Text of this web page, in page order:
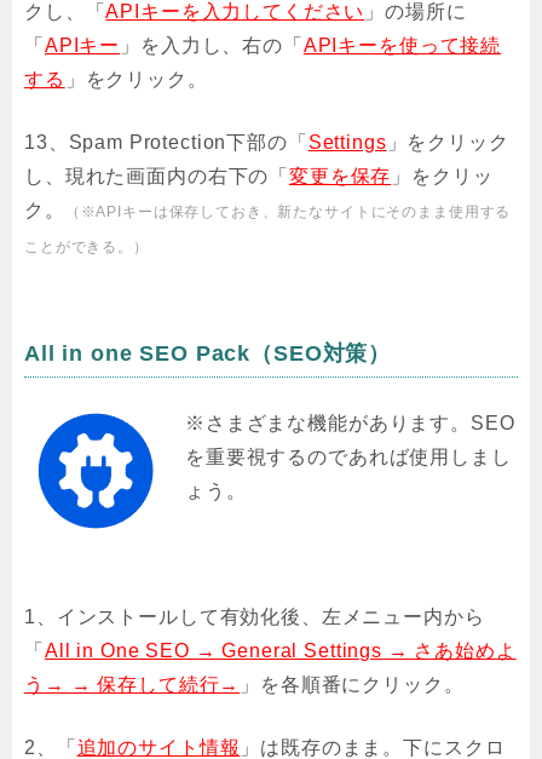
クし、「APIキーを入力してください 」の場所に
「 APIキー 」を入力し、右の「 APIキーを使って接続
する 」をクリック。
13、Spam Protection下部の「 Settings 」をクリック
し、現れた画面内の右下の「変更を保存 」をクリッ
ク。
（※APIキーは保存しておき、新たなサイトにそのまま使用する
ことができる。）
All in one SEO Pack（SEO対策）
※さまざまな機能があります。SEO
を重要視するのであれば使用しまし
ょう。
1、インストールして有効化後、左メニュー内から
「 All in One SEO → General Settings → さあ始めよ
う→ → 保存して続行→ 」を各順番にクリック。
2、「 追加のサイト情報 」は既存のまま。下にスクロ